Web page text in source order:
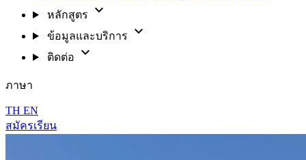
หลักสูตร
expand_more
ข้อมูลและบริการ expand_more
ติดต่อ expand_more
ภาษา
TH EN
สมัครเรียน